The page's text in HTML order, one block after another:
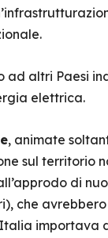
altri Paesi
elettrica.
, animate
sul territorio
di
che avrebbero
importava